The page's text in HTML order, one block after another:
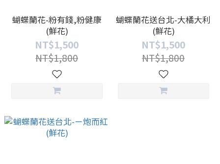
蝴蝶蘭花-粉有錢,粉健康
(鮮花)
NT$1,500
NT$1,800
蝴蝶蘭花送台北-大橘大利
(鮮花)
NT$1,500
NT$1,800